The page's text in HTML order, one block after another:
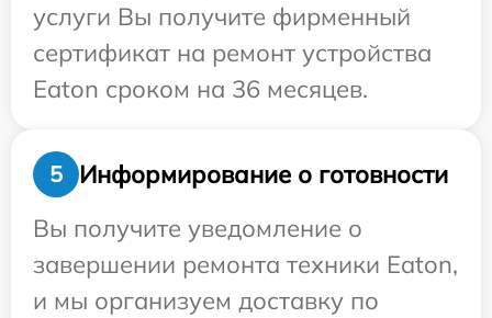
услуги Вы получите фирменный
сертификат на ремонт устройства
Eaton сроком на 36 месяцев.
5
Информирование о готовности
Вы получите уведомление о
завершении ремонта техники Eaton,
и мы организуем доставку по